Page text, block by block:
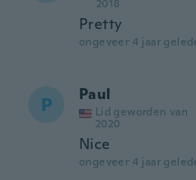
2018
Pretty
ongeveer 4 jaar
P Paul
Lid geworden van
2020
Nice
ongeveer 4 jaar